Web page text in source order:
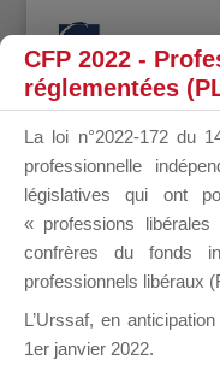
CFP 2022 -
réglementées
La loi n°2022-172 du
professionnelle
législatives qui ont
« professions
confrères du fonds
professionnels libéraux
L’Urssaf, en
1er janvier 2022.